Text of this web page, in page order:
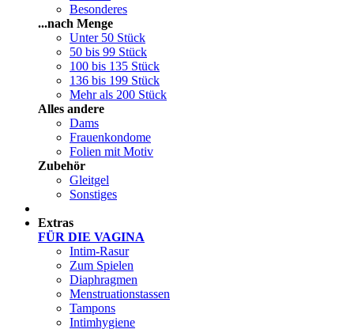
Besonderes
...nach Menge
Unter 50 Stück
50 bis 99 Stück
100 bis 135 Stück
136 bis 199 Stück
Mehr als 200 Stück
Alles andere
Dams
Frauenkondome
Folien mit Motiv
Zubehör
Gleitgel
Sonstiges
Extras
FÜR DIE VAGINA
Intim-Rasur
Zum Spielen
Diaphragmen
Menstruationstassen
Tampons
Intimhygiene